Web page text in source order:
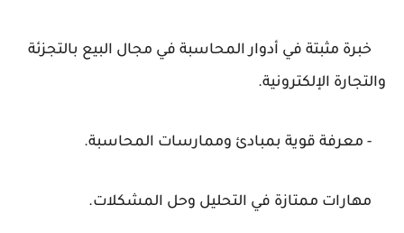
خبرة مثبتة في أدوار المحاسبة في مجال البيع بالتجزئة
والتجارة الإلكترونية.
- معرفة قوية بمبادئ وممارسات المحاسبة.
مهارات ممتازة في التحليل وحل المشكلات.